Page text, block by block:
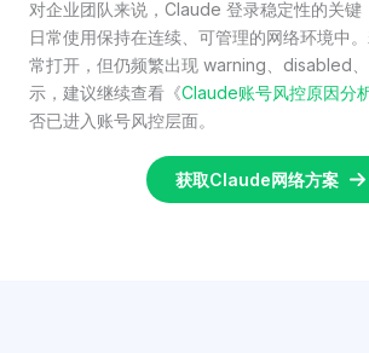
对企业团队来说，Claude 登录稳定性的关键
日常使用保持在连续、可管理的网络环境中
常打开，但仍频繁出现 warning、disabled
示，建议继续查看《Claude账号风控原因分
否已进入账号风控层面。
获取Claude网络方案